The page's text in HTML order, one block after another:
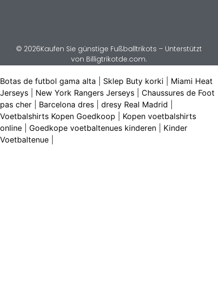
© 2026Kaufen Sie günstige Fußballtrikots – Unterstützt
von Billigtrikotde.com.
Botas de futbol gama alta Sklep Buty korki
Miami Heat
Jerseys
New York Rangers Jerseys
Chaussures de Foot
pas cher
Barcelona dres dresy Real Madrid
Voetbalshirts Kopen Goedkoop
Kopen voetbalshirts
online
Goedkope voetbaltenues kinderen
Kinder
Voetbaltenue